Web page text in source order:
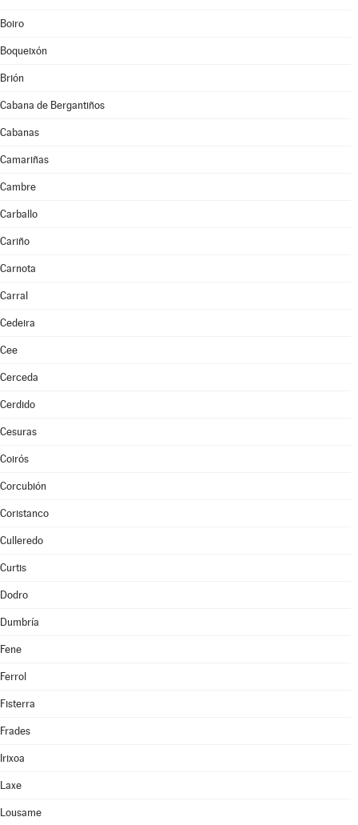
Boiro
Boqueixón
Brión
Cabana de Bergantiños
Cabanas
Camariñas
Cambre
Carballo
Cariño
Carnota
Carral
Cedeira
Cee
Cerceda
Cerdido
Cesuras
Coirós
Corcubión
Coristanco
Culleredo
Curtis
Dodro
Dumbría
Fene
Ferrol
Fisterra
Frades
Irixoa
Laxe
Lousame